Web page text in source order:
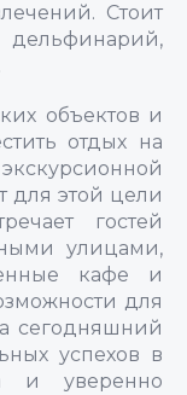
Стоит
дельфинарий,
объектов и
отдых на
для этой цели
гостей
улицами,
кафе и
для
сегодняшний
успехов в
и уверенно